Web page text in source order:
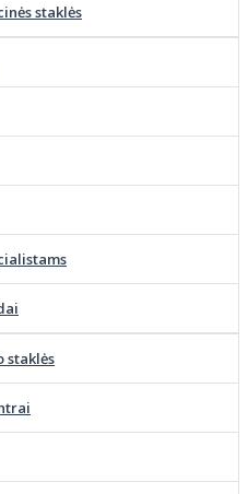
staklės
staklės